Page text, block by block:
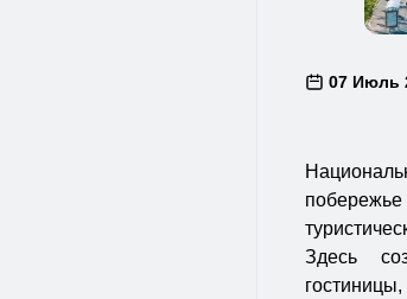
07 Июль
побережье
Здесь